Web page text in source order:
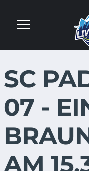
SC
07 -
AM